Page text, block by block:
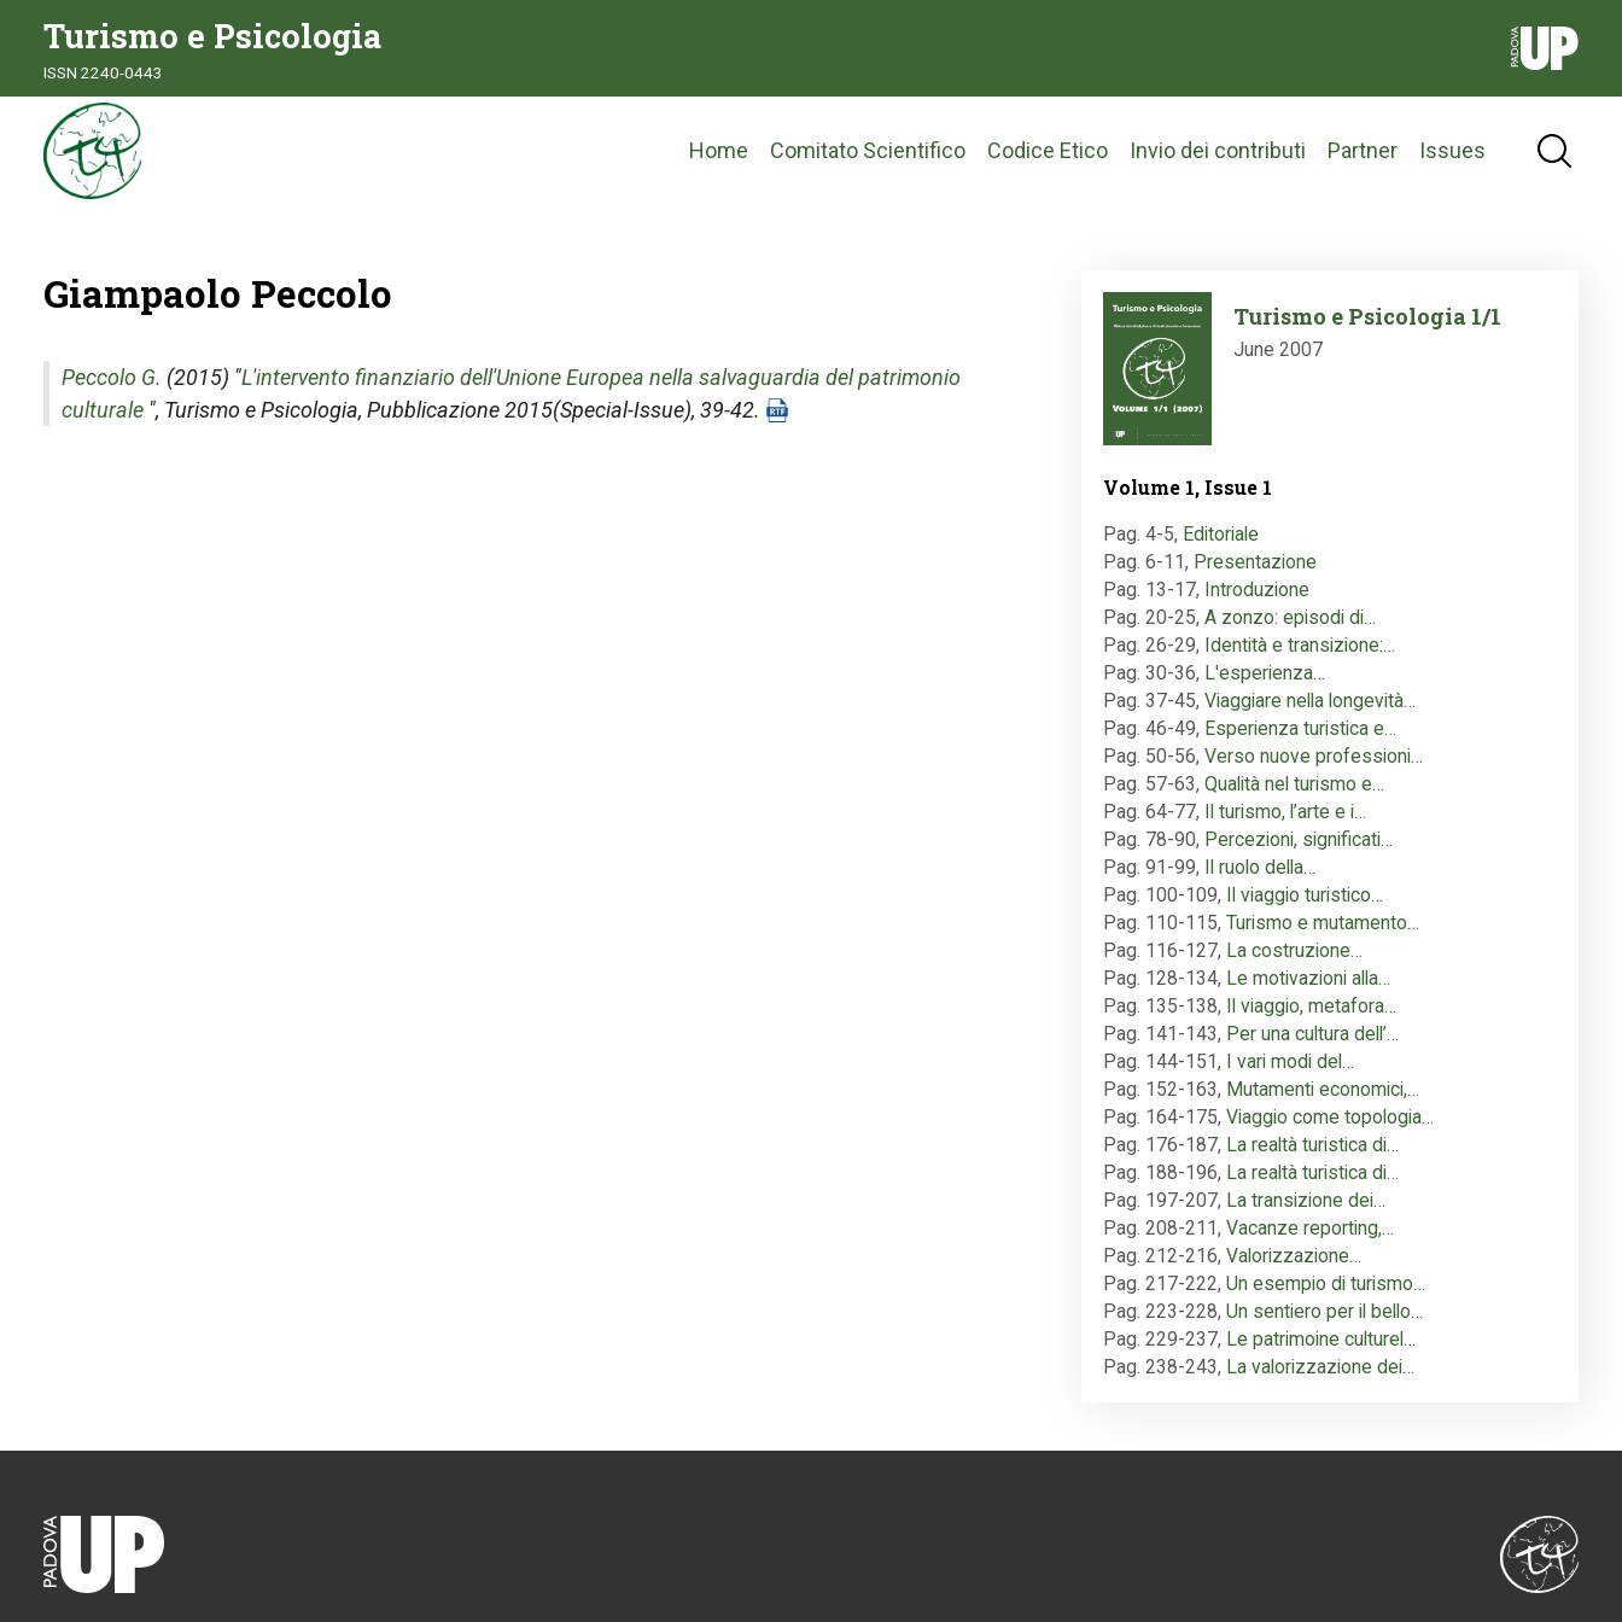
Turismo e Psicologia
ISSN 2240-0443
Main
Home Comitato Scientifico Codice Etico Invio dei contributi Partner Issues
Giampaolo Peccolo
Peccolo G. (2015) "L'intervento finanziario dell'Unione Europea nella salvaguardia del patrimonio
culturale ", Turismo e Psicologia, Pubblicazione 2015(Special-Issue), 39-42.
Image
Turismo e Psicologia 1/1
June 2007
Volume 1, Issue 1
Pag. 4-5, Editoriale
Pag. 6-11, Presentazione
Pag. 13-17, Introduzione
Pag. 20-25, A zonzo: episodi di…
Pag. 26-29, Identità e transizione:…
Pag. 30-36, L'esperienza…
Pag. 37-45, Viaggiare nella longevità…
Pag. 46-49, Esperienza turistica e…
Pag. 50-56, Verso nuove professioni…
Pag. 57-63, Qualità nel turismo e…
Pag. 64-77,
Il turismo, l’arte e i…
Pag. 78-90, Percezioni, significati…
Pag. 91-99,
Il ruolo della…
Pag. 100-109,
Il viaggio turistico…
Pag. 110-115, Turismo e mutamento…
Pag. 116-127, La costruzione…
Pag. 128-134, Le motivazioni alla…
Pag. 135-138,
Il viaggio, metafora…
Pag. 141-143, Per una cultura dell’…
Pag. 144-151,
I vari modi del…
Pag. 152-163, Mutamenti economici,…
Pag. 164-175, Viaggio come topologia…
Pag. 176-187, La realtà turistica di…
Pag. 188-196, La realtà turistica di…
Pag. 197-207, La transizione dei…
Pag. 208-211, Vacanze reporting,…
Pag. 212-216, Valorizzazione…
Pag. 217-222, Un esempio di turismo…
Pag. 223-228, Un sentiero per il bello…
Pag. 229-237, Le patrimoine culturel…
Pag. 238-243, La valorizzazione dei…